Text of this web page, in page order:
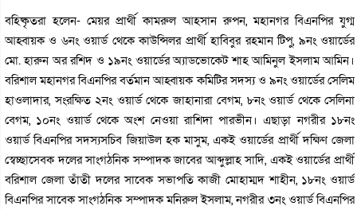
বহিষ্কৃতরা হলেন- মেয়র প্রার্থী কামরুল আহসান রুপন, মহানগর বিএনপির যুগ্ম
আহ্বায়ক ও ৬নং ওয়ার্ড থেকে কাউন্সিলর প্রার্থী হাবিবুর রহমান টিপু, ৯নং ওয়ার্ডের
মো. হারুন অর রশিদ ও ১৯নং ওয়ার্ডের অ্যাডভোকেট শাহ আমিনুল ইসলাম আমিন।
বরিশাল মহানগর বিএনপির বর্তমান আহ্বায়ক কমিটির সদস্য ও ৯নং ওয়ার্ডের সেলিম
হাওলাদার, সংরক্ষিত ২নং ওয়ার্ড থেকে জাহানারা বেগম, ৮নং ওয়ার্ড থেকে সেলিনা
বেগম, ১০নং ওয়ার্ড থেকে অংশ নেওয়া রাশিদা পারভীন। এছাড়া নগরীর ১৮নং
ওয়ার্ড বিএনপির সদস্যসচিব জিয়াউল হক মাসুম, একই ওয়ার্ডের প্রার্থী দক্ষিণ জেলা
স্বেচ্ছাসেবক দলের সাংগঠনিক সম্পাদক জাবের আব্দুল্লাহ সাদি, একই ওয়ার্ডের প্রার্থী
বরিশাল জেলা তাঁতী দলের সাবেক সভাপতি কাজী মোহাম্মদ শাহীন, ১৮নং ওয়ার্ড
বিএনপির সাবেক সাংগঠনিক সম্পাদক মনিরুল ইসলাম, নগরীর ৩নং ওয়ার্ড বিএনপির